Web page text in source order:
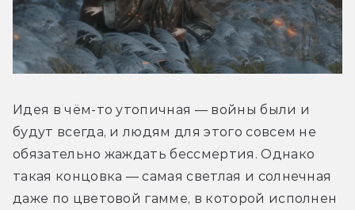
Идея в чём-то утопичная — войны были и
будут всегда, и людям для этого совсем не
обязательно жаждать бессмертия. Однако
такая концовка — самая светлая и солнечная
даже по цветовой гамме, в которой исполнен